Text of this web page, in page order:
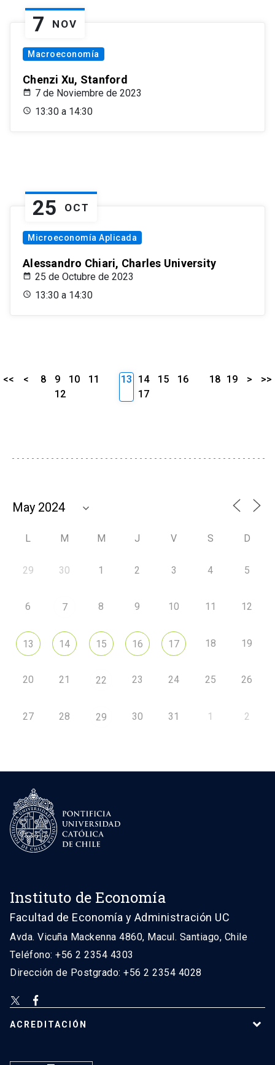
7 NOV
Macroeconomía
Chenzi Xu, Stanford
7 de Noviembre de 2023
13:30 a 14:30
25 OCT
Microeconomía Aplicada
Alessandro Chiari, Charles University
25 de Octubre de 2023
13:30 a 14:30
<< < 8 9 10
11
12
13 14 15
16
17
18 19 > >>
L M M J V S D
29 30 1 2 3 4 5
6 7 8 9 10 11 12
13 14 15 16 17 18 19
20 21 22 23 24 25 26
27 28 29 30 31 1 2
Instituto de Economía
Facultad de Economía y Administración UC
Avda. Vicuña Mackenna 4860, Macul. Santiago, Chile
Teléfono: +56 2 2354 4303
Dirección de Postgrado: +56 2 2354 4028
ACREDITACIÓN